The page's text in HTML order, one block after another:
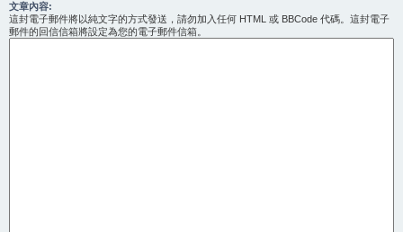
文章內容:
這封電子郵件將以純文字的方式發送，請勿加入任何 HTML 或 BBCode 代碼。這封電子
郵件的回信信箱將設定為您的電子郵件信箱。